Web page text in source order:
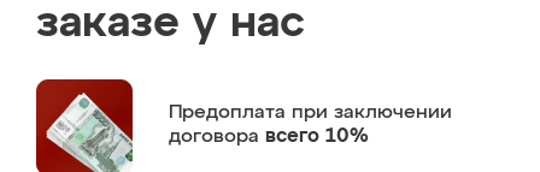
заказе у нас
Предоплата при заключении
договора всего 10%